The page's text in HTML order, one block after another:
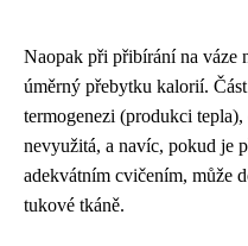
Naopak při přibírání na váze
úměrný přebytku kalorií.
termogenezi (produkci
nevyužitá, a navíc, pokud je
adekvátním cvičením, může
tukové tkáně.